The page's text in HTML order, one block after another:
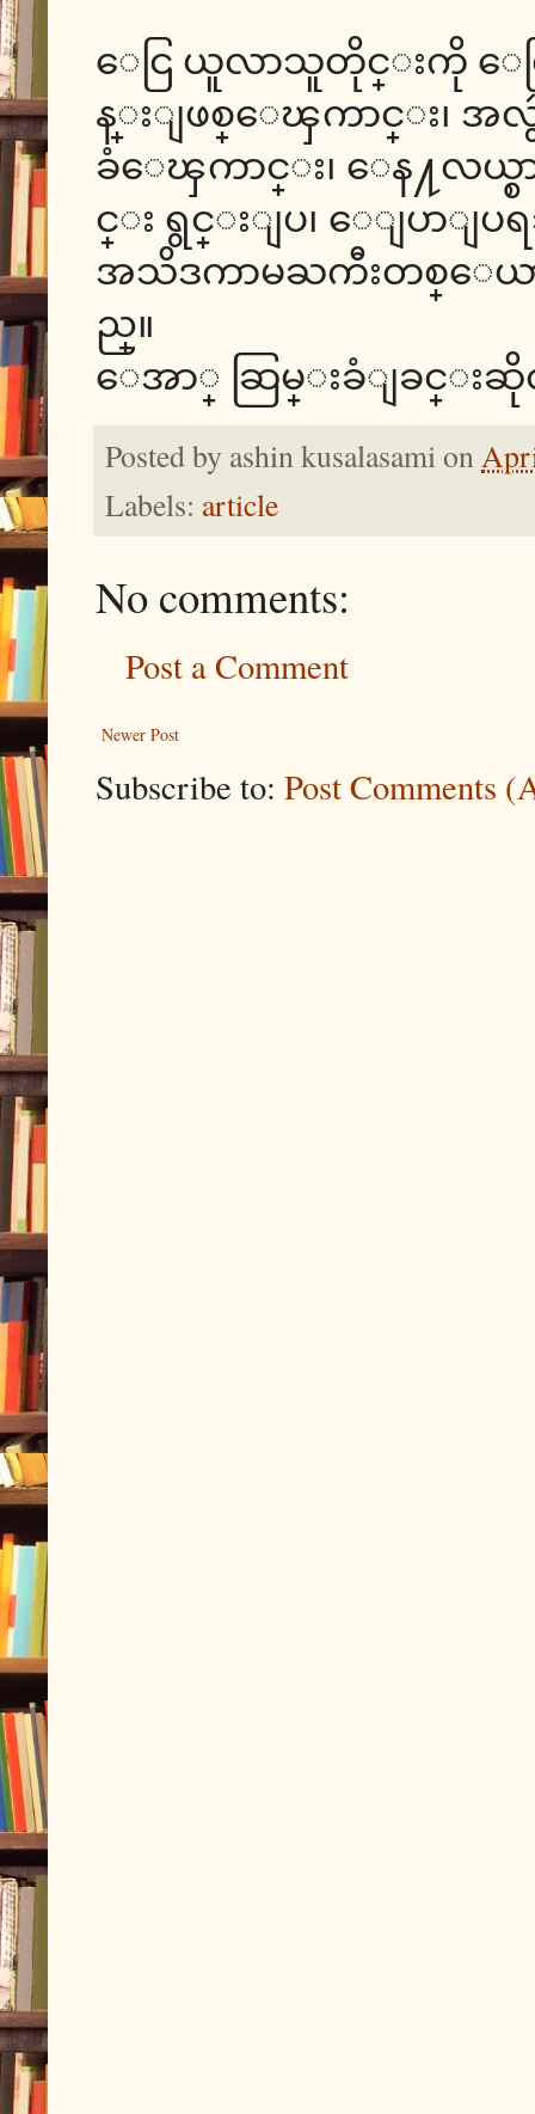
ေငြ ယူလာသူတိုင္းကို ေင
န္းျဖစ္ေၾကာင္း၊
ခံေၾကာင္း၊ ေန႔လယ္စ
င္း ရွင္းျပ၊ ေျပာျပ
အသိဒကာမႀကီးတစ္ေယာက္
ည္။
ေအာ္ ဆြမ္းခံျခင္းဆိုတာ
Posted by ashin kusalasami on
Labels: article
No comments:
Post a Comment
Newer Post
Subscribe to: Post Comments